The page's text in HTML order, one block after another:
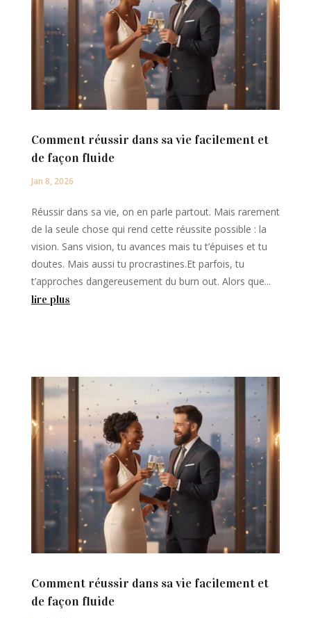
Comment réussir dans sa vie facilement et
de façon fluide
Jan 8, 2026
Réussir dans sa vie, on en parle partout. Mais rarement
de la seule chose qui rend cette réussite possible : la
vision. Sans vision, tu avances mais tu t’épuises et tu
doutes. Mais aussi tu procrastines.Et parfois, tu
t’approches dangereusement du burn out. Alors que...
lire plus
Comment réussir dans sa vie facilement et
de façon fluide